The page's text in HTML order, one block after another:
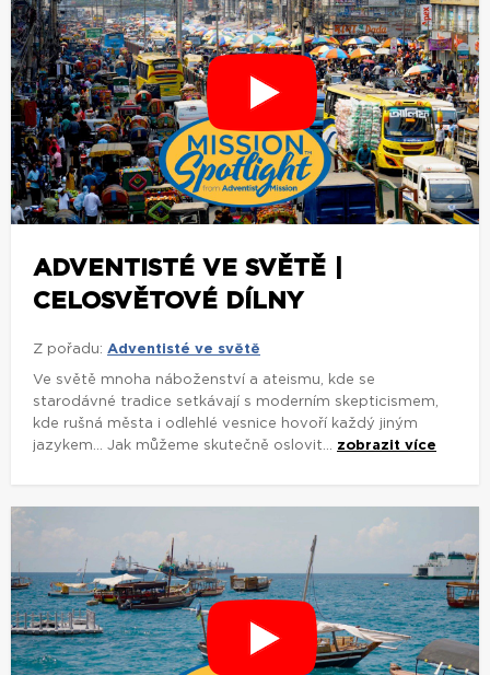
ADVENTISTÉ VE SVĚTĚ |
CELOSVĚTOVÉ DÍLNY
Z pořadu: Adventisté ve světě
Ve světě mnoha náboženství a ateismu, kde se
starodávné tradice setkávají s moderním skepticismem,
kde rušná města i odlehlé vesnice hovoří každý jiným
jazykem... Jak můžeme skutečně oslovit... zobrazit více